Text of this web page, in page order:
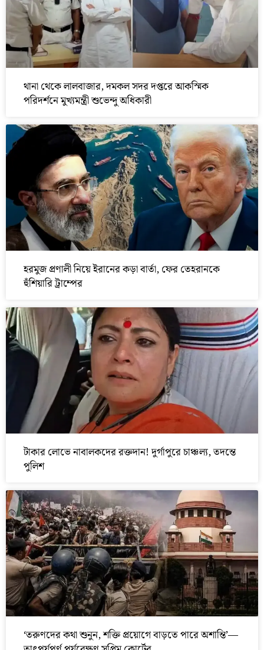
থানা থেকে লালবাজার, দমকল সদর দপ্তরে আকস্মিক
পরিদর্শনে মুখ্যমন্ত্রী শুভেন্দু অধিকারী
হরমুজ প্রণালী নিয়ে ইরানের কড়া বার্তা, ফের তেহরানকে
হুঁশিয়ারি ট্রাম্পের
টাকার লোভে নাবালকদের রক্তদান! দুর্গাপুরে চাঞ্চল্য, তদন্তে
পুলিশ
‘তরুণদের কথা শুনুন, শক্তি প্রয়োগে বাড়তে পারে অশান্তি’—